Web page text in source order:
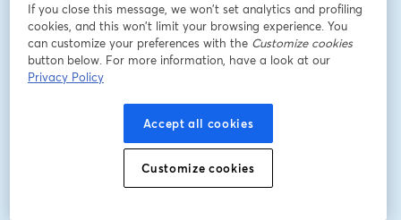
ชื่อ*
Organisation / Medium / Redaktion*
If you close this message, we won’t set analytics and profiling
cookies, and this won’t limit your browsing experience. You
can customize your preferences with the Customize cookies
button below. For more information, have a look at our
Privacy Policy
Accept all cookies
Customize cookies